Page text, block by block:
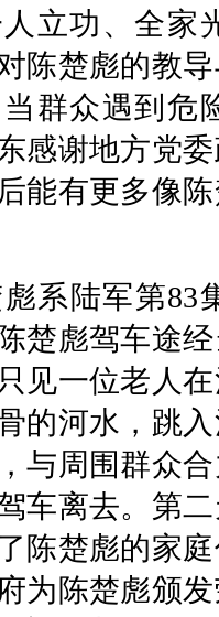
立功、全家
陈楚彪的教
群众遇到危
感谢地方党
能有更多像
系陆军第83
楚彪驾车途
见一位老人
的河水，跳
与周围群众
车离去。第
陈楚彪的家
为陈楚彪颁